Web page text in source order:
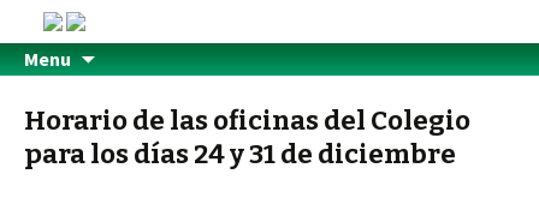
Menu
Horario de las oficinas del Colegio
para los días 24 y 31 de diciembre